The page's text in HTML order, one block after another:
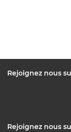
Rejoignez nous
Rejoignez nous